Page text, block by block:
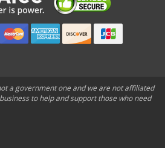
a government one and we are not affiliated
to help and support those who need